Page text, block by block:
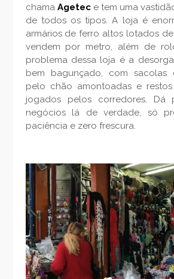
chama Agetece tem uma
de todos os tipos. A loja é
armários de ferro altos lotados
vendem por metro, além de
problema dessa loja é a
bem bagunçado, com sacolas
pelo chão amontoadas e
jogados pelos corredores. Dá
negócios lá de verdade, só
paciência e zero frescura.